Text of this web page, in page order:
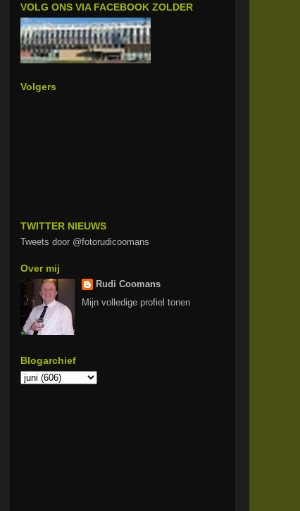
VOLG ONS VIA FACEBOOK ZOLDER
Volgers
TWITTER NIEUWS
Tweets door @fotorudicoomans
Over mij
Rudi Coomans
Mijn volledige profiel tonen
Blogarchief